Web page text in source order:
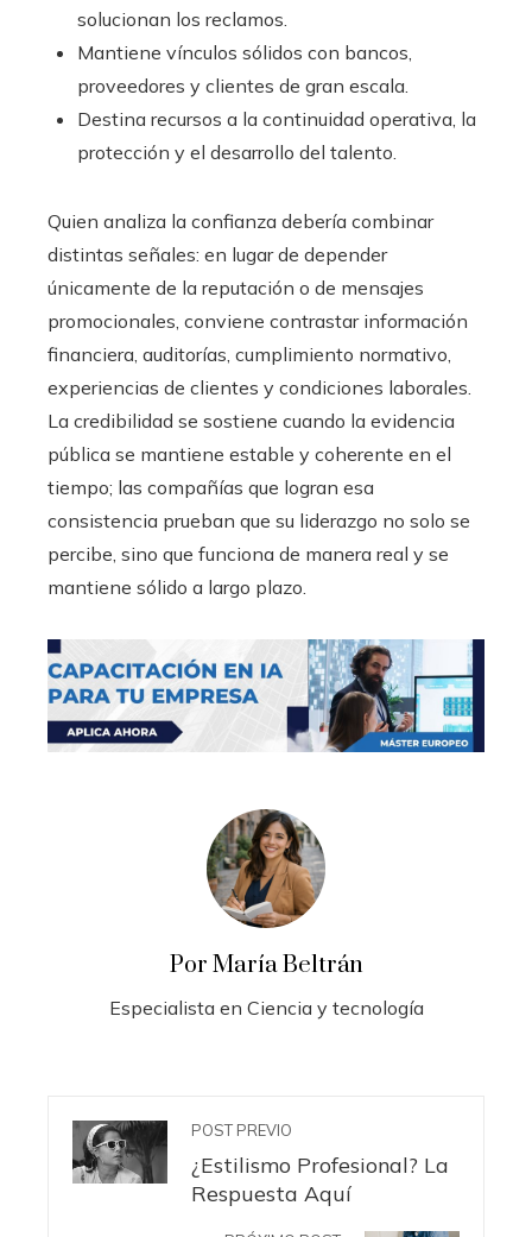
solucionan los reclamos.
Mantiene vínculos sólidos con bancos,
proveedores y clientes de gran escala.
Destina recursos a la continuidad operativa, la
protección y el desarrollo del talento.
Quien analiza la confianza debería combinar
distintas señales: en lugar de depender
únicamente de la reputación o de mensajes
promocionales, conviene contrastar información
financiera, auditorías, cumplimiento normativo,
experiencias de clientes y condiciones laborales.
La credibilidad se sostiene cuando la evidencia
pública se mantiene estable y coherente en el
tiempo; las compañías que logran esa
consistencia prueban que su liderazgo no solo se
percibe, sino que funciona de manera real y se
mantiene sólido a largo plazo.
Por María Beltrán
Especialista en Ciencia y tecnología
POST PREVIO
¿Estilismo Profesional? La
Respuesta Aquí